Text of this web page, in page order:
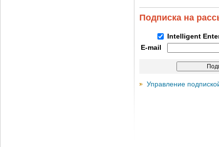
Подписка на
Intelligent
E-mail
Управление